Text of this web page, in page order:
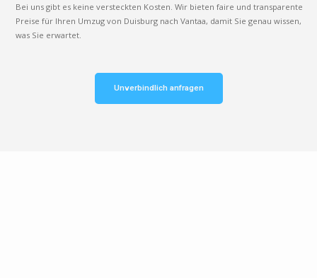
Bei uns gibt es keine versteckten Kosten. Wir bieten faire und transparente
Preise für Ihren Umzug von Duisburg nach Vantaa, damit Sie genau wissen,
was Sie erwartet.
Unverbindlich anfragen